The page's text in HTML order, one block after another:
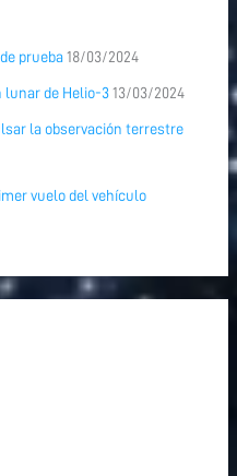
prueba 18/03/2024
lunar de Helio-3 13/03/2024
la observación terrestre
vuelo del vehículo